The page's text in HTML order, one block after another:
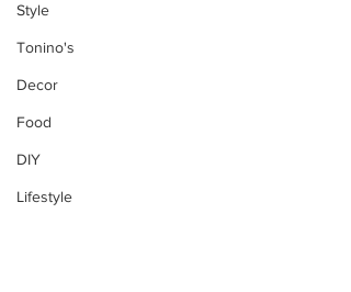
Style
Tonino's
Decor
Food
DIY
Lifestyle